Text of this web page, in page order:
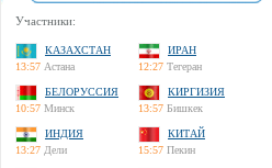
Участники:
КАЗАХСТАН
13:57 Астана
ИРАН
12:27 Тегеран
БЕЛОРУССИЯ
10:57 Минск
КИРГИЗИЯ
13:57 Бишкек
ИНДИЯ
13:27 Дели
КИТАЙ
15:57 Пекин